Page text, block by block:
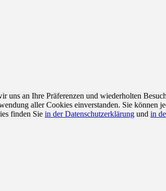
an Ihre Präferenzen und wiederholten
aller Cookies einverstanden. Sie können
finden Sie in der Datenschutzerklärung und in